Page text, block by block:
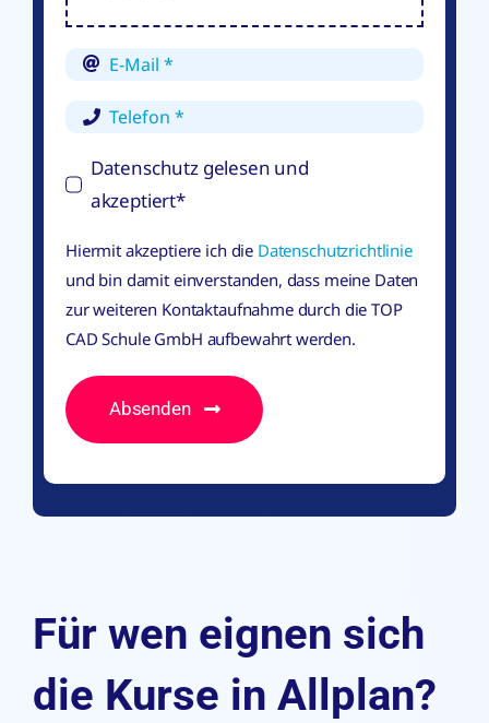
Datenschutz gelesen und
akzeptiert*
Hiermit akzeptiere ich die Datenschutzrichtlinie
und bin damit einverstanden, dass meine Daten
zur weiteren Kontaktaufnahme durch die TOP
CAD Schule GmbH aufbewahrt werden.
Absenden
Für wen eignen sich
die Kurse in Allplan?